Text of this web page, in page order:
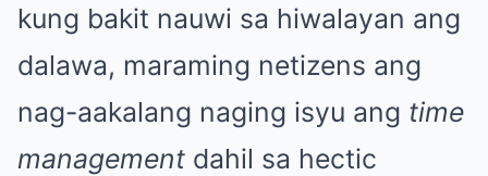
kung bakit nauwi sa hiwalayan ang
dalawa, maraming netizens ang
nag-aakalang naging isyu ang time
management dahil sa hectic